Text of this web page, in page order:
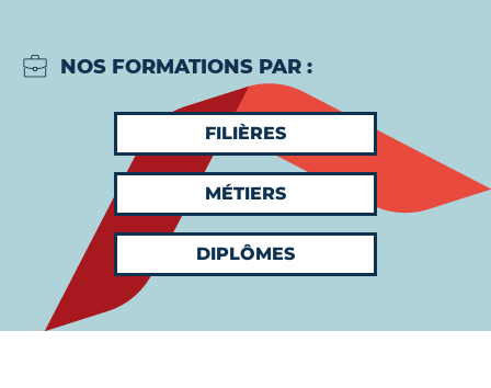
NOS FORMATIONS PAR :
FILIÈRES
MÉTIERS
DIPLÔMES